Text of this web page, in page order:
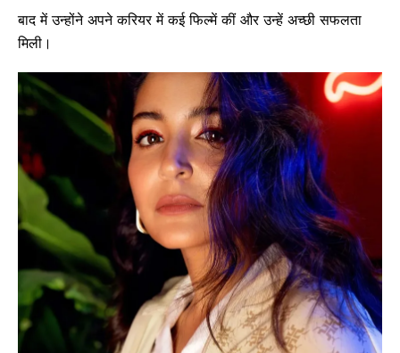
बाद में उन्होंने अपने करियर में कई फिल्में कीं और उन्हें अच्छी सफलता
मिली।